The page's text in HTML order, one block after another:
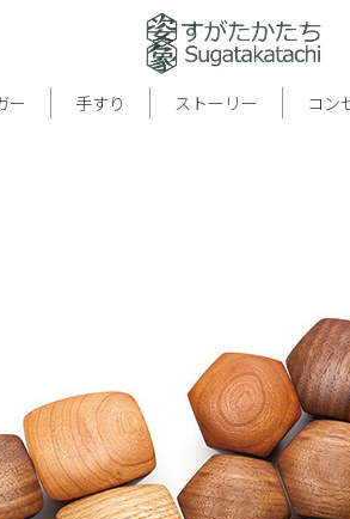
ー 手すり ストーリー コン